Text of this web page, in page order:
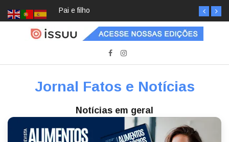
Pai e filho
Jornal Fatos e Notícias
Notícias em geral